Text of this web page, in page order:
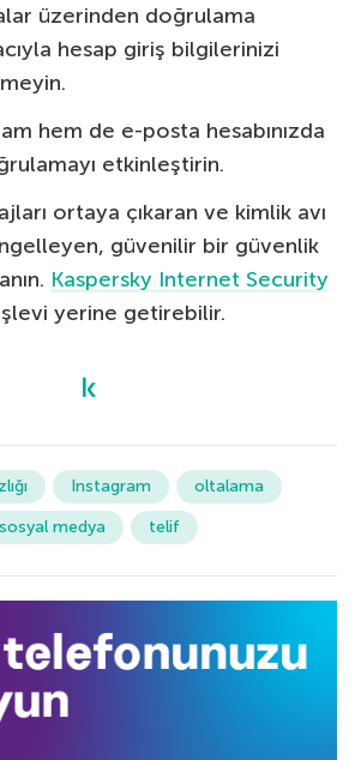
üzerinden doğrulama
hesap giriş bilgilerinizi
hem de e-posta hesabınızda
etkinleştirin.
ortaya çıkaran ve kimlik avı
güvenilir bir güvenlik
Kaspersky Internet Security
yerine getirebilir.
Instagram
oltalama
sosyal medya
telif